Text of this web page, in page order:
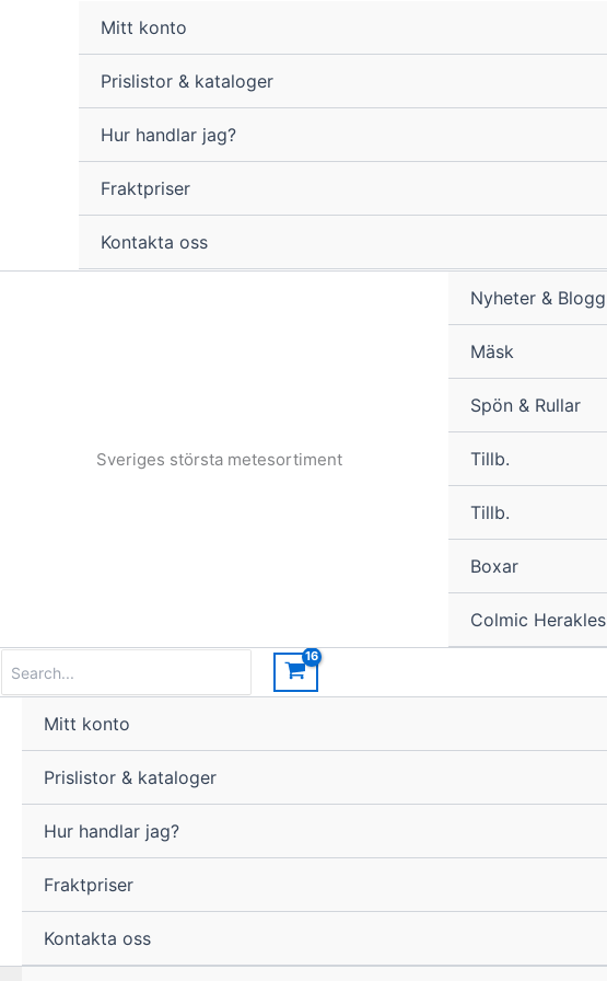
Mitt konto
Prislistor & kataloger
Hur handlar jag?
Fraktpriser
Kontakta oss
Sveriges största metesortiment
Nyheter & Blogg
Mäsk
Spön & Rullar
Tillb.
Tillb.
Boxar
Colmic Herakles
for:
Mitt konto
Prislistor & kataloger
Hur handlar jag?
Fraktpriser
Kontakta oss